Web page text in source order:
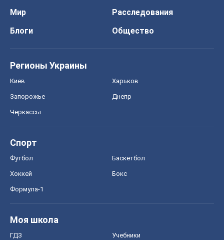
Мир
Расследования
Блоги
Общество
Регионы Украины
Киев Харьков
Запорожье Днепр
Черкассы
Спорт
Футбол Баскетбол
Хоккей Бокс
Формула-1
Моя школа
ГДЗ Учебники